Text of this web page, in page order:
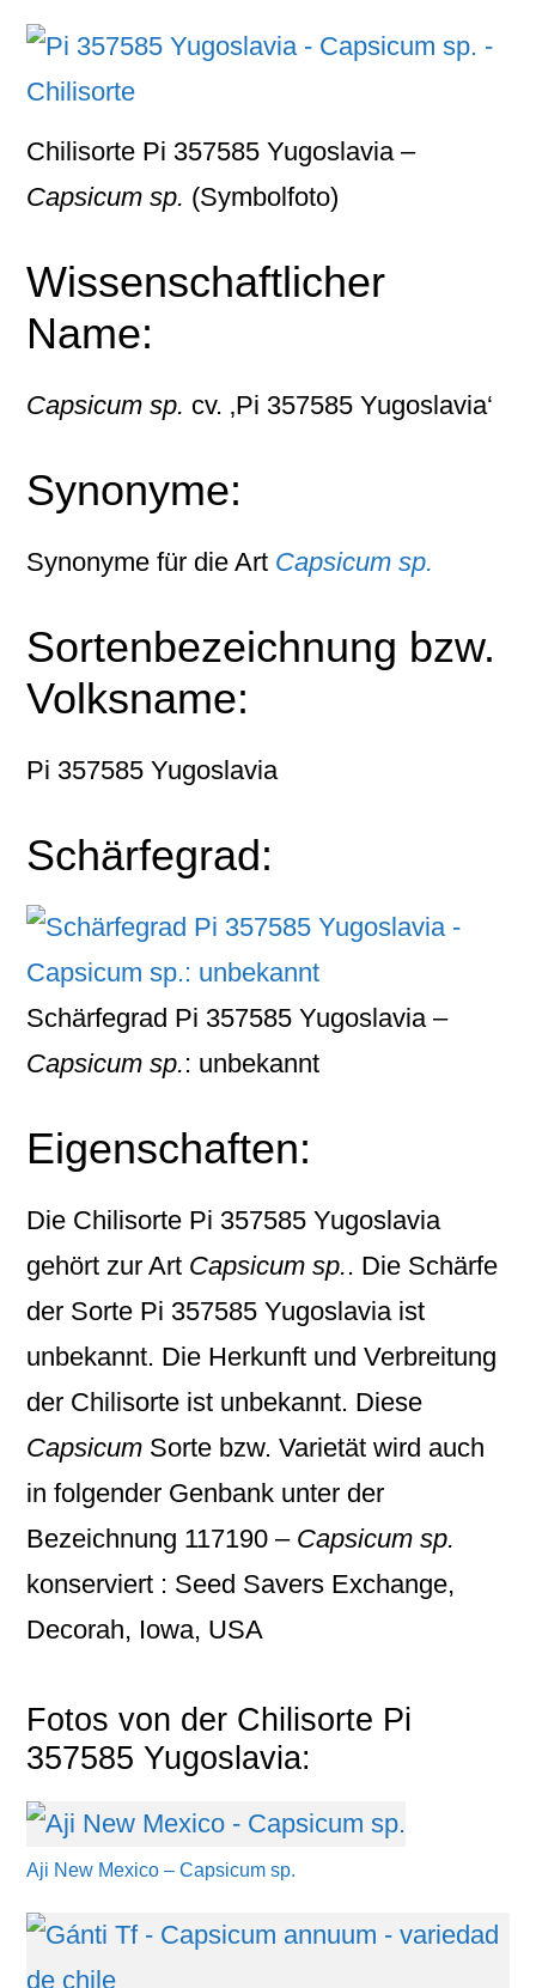
Chilisorte Pi 357585 Yugoslavia –
Capsicum sp. (Symbolfoto)
Wissenschaftlicher
Name:
Capsicum sp. cv. ‚Pi 357585 Yugoslavia‘
Synonyme:
Synonyme für die Art Capsicum sp.
Sortenbezeichnung bzw.
Volksname:
Pi 357585 Yugoslavia
Schärfegrad:
Schärfegrad Pi 357585 Yugoslavia –
Capsicum sp.: unbekannt
Eigenschaften:
Die Chilisorte Pi 357585 Yugoslavia
gehört zur Art Capsicum sp.. Die Schärfe
der Sorte Pi 357585 Yugoslavia ist
unbekannt. Die Herkunft und Verbreitung
der Chilisorte ist unbekannt. Diese
Capsicum Sorte bzw. Varietät wird auch
in folgender Genbank unter der
Bezeichnung 117190 – Capsicum sp.
konserviert : Seed Savers Exchange,
Decorah, Iowa, USA
Fotos von der Chilisorte Pi
357585 Yugoslavia:
Aji New Mexico – Capsicum sp.